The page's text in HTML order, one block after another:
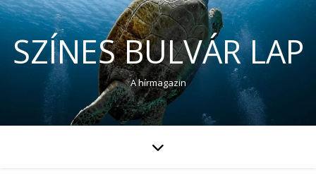
SZÍNES BULVÁR LAP
A hírmagazin